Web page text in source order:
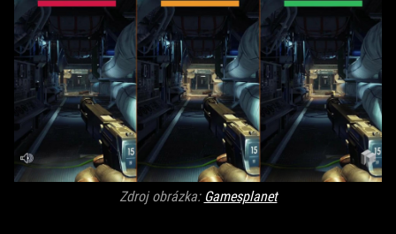
Zdroj obrázka: Gamesplanet